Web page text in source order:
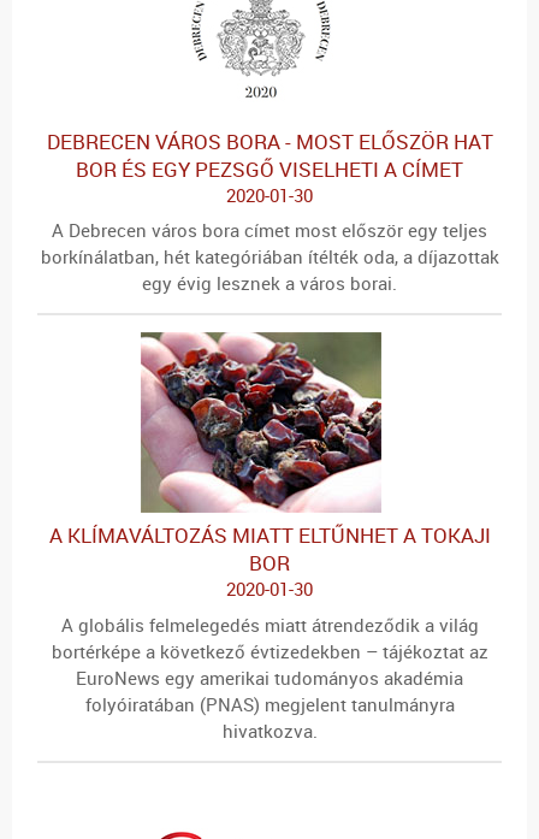
DEBRECEN VÁROS BORA - MOST ELŐSZÖR HAT
BOR ÉS EGY PEZSGŐ VISELHETI A CÍMET
2020-01-30
A Debrecen város bora címet most először egy teljes
borkínálatban, hét kategóriában ítélték oda, a díjazottak
egy évig lesznek a város borai.
A KLÍMAVÁLTOZÁS MIATT ELTŰNHET A TOKAJI
BOR
2020-01-30
A globális felmelegedés miatt átrendeződik a világ
bortérképe a következő évtizedekben – tájékoztat az
EuroNews egy amerikai tudományos akadémia
folyóiratában (PNAS) megjelent tanulmányra
hivatkozva.